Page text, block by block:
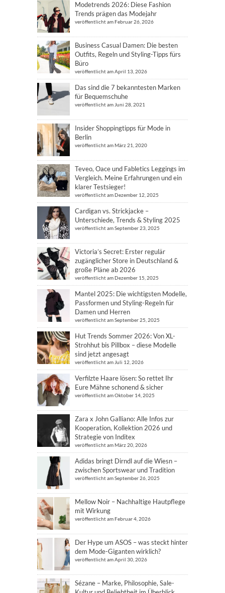
Modetrends 2026: Diese Fashion
Trends prägen das Modejahr
veröffentlicht am Februar 26, 2026
Business Casual Damen: Die besten
Outfits, Regeln und Styling-Tipps fürs
Büro
veröffentlicht am April 13, 2026
Das sind die 7 bekanntesten Marken
für Bequemschuhe
veröffentlicht am Juni 28, 2021
Insider Shoppingtipps für Mode in
Berlin
veröffentlicht am März 21, 2020
Teveo, Oace und Fabletics Leggings im
Vergleich. Meine Erfahrungen und ein
klarer Testsieger!
veröffentlicht am Dezember 12, 2025
Cardigan vs. Strickjacke –
Unterschiede, Trends & Styling 2025
veröffentlicht am September 23, 2025
Victoria’s Secret: Erster regulär
zugänglicher Store in Deutschland &
große Pläne ab 2026
veröffentlicht am Dezember 15, 2025
Mantel 2025: Die wichtigsten Modelle,
Passformen und Styling-Regeln für
Damen und Herren
veröffentlicht am September 25, 2025
Hut Trends Sommer 2026: Von XL-
Strohhut bis Pillbox – diese Modelle
sind jetzt angesagt
veröffentlicht am Juli 12, 2026
Verfilzte Haare lösen: So rettet Ihr
Eure Mähne schonend & sicher
veröffentlicht am Oktober 14, 2025
Zara x John Galliano: Alle Infos zur
Kooperation, Kollektion 2026 und
Strategie von Inditex
veröffentlicht am März 20, 2026
Adidas bringt Dirndl auf die Wiesn –
zwischen Sportswear und Tradition
veröffentlicht am September 26, 2025
Mellow Noir – Nachhaltige Hautpflege
mit Wirkung
veröffentlicht am Februar 4, 2026
Der Hype um ASOS – was steckt hinter
dem Mode-Giganten wirklich?
veröffentlicht am April 30, 2026
Sézane – Marke, Philosophie, Sale-